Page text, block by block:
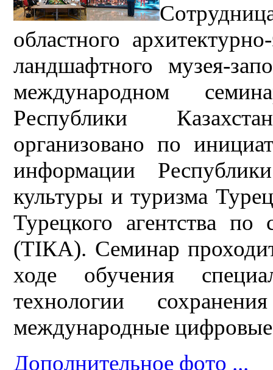
областного
ландшафтного музея-
международном
Республики
организовано по
информации
культуры и туризма
Турецкого агентства по
(ТІКА). Семинар
ходе обучения
технологии
международные
Дополнительное фото ...